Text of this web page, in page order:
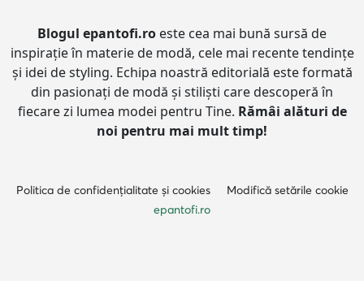
Blogul epantofi.ro este cea mai bună sursă de
inspirație în materie de modă, cele mai recente tendințe
și idei de styling. Echipa noastră editorială este formată
din pasionați de modă și stiliști care descoperă în
fiecare zi lumea modei pentru Tine. Rămâi alături de
noi pentru mai mult timp!
Politica de confidențialitate și cookies
Modifică setările cookie
epantofi.ro